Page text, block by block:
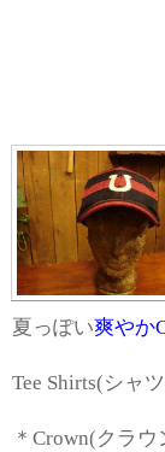
夏っぽい爽やか
Tee Shirts(シャ
＊Crown(クラ